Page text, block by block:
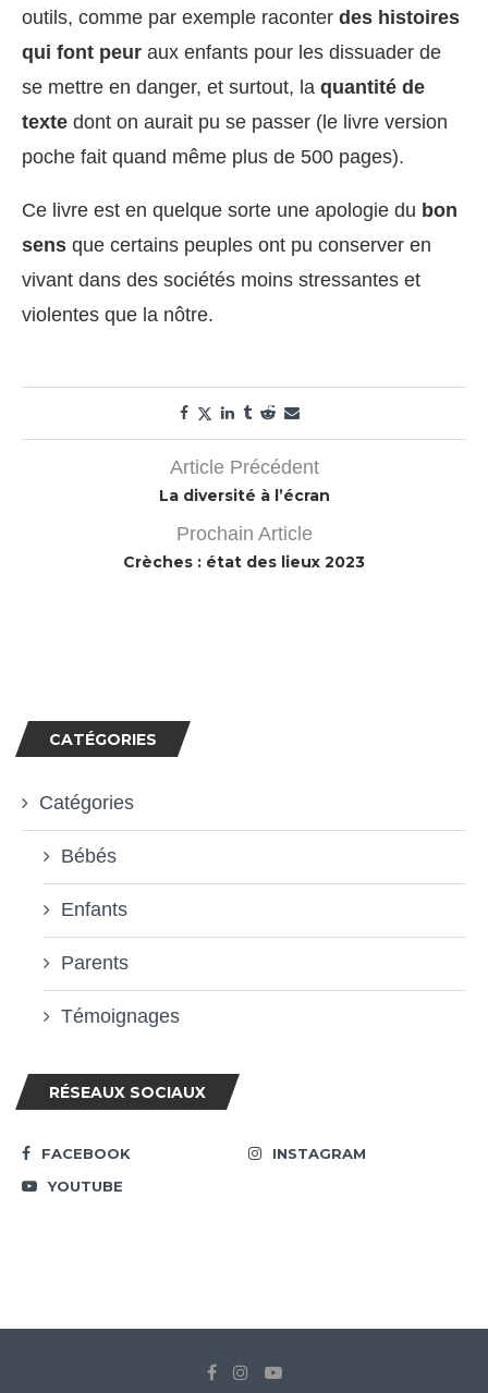
outils, comme par exemple raconter des histoires
qui font peur aux enfants pour les dissuader de
se mettre en danger, et surtout, la quantité de
texte dont on aurait pu se passer (le livre version
poche fait quand même plus de 500 pages).
Ce livre est en quelque sorte une apologie du bon
sens que certains peuples ont pu conserver en
vivant dans des sociétés moins stressantes et
violentes que la nôtre.
Article Précédent
La diversité à l’écran
Prochain Article
Crèches : état des lieux 2023
CATÉGORIES
Catégories
Bébés
Enfants
Parents
Témoignages
RÉSEAUX SOCIAUX
FACEBOOK
INSTAGRAM
YOUTUBE